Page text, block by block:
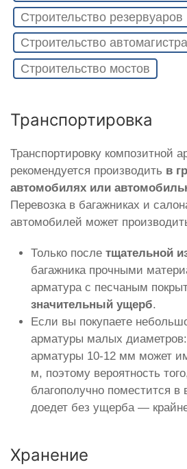
Строительство резервуаров
Строительство
Строительство мостов
Транспортировка
Транспортировку композитной
рекомендуется производить в
автомобилях или
Перевозка в багажниках и
автомобилей может
Только после тщательной
багажника прочными
арматура с песчаным
значительный ущерб.
Если вы покупаете
арматуры малых
арматуры 10-12 мм может
м, поэтому вероятность
благополучно поместится
доедет без ущерба —
Хранение